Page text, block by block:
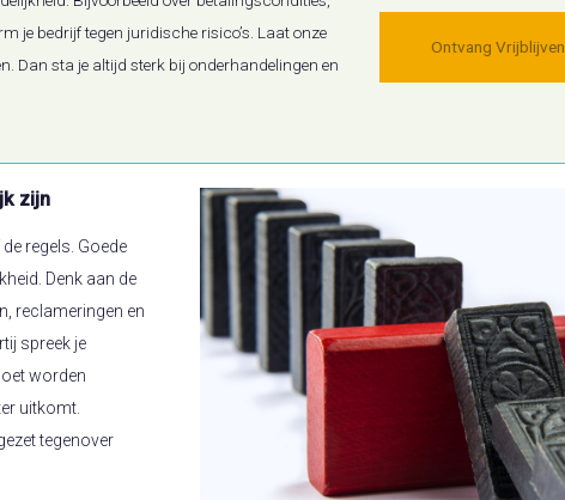
je bedrijf tegen juridische risico’s. Laat onze
Dan sta je altijd sterk bij onderhandelingen en
Ontvang
zijn
regels. Goede
Denk aan de
reclameringen en
spreek je
worden
uitkomt.
tegenover